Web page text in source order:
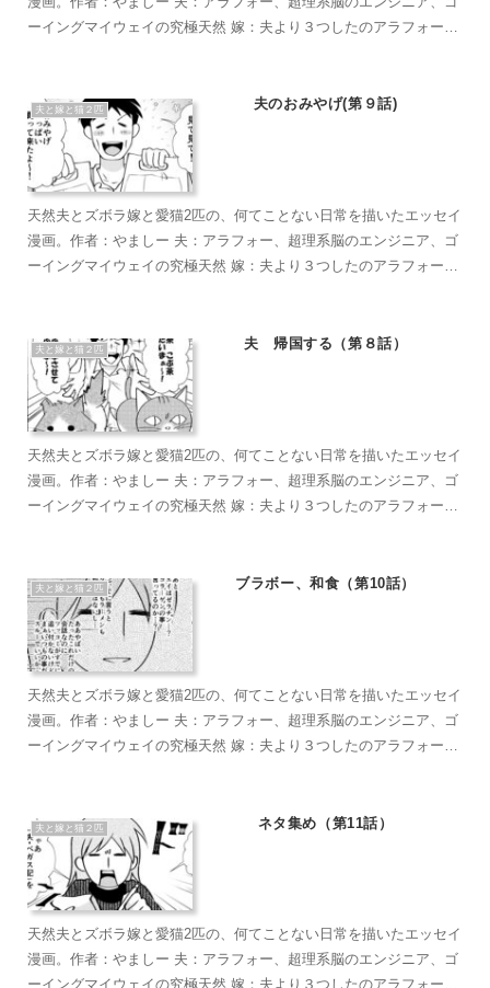
ーイングマイウェイの究極天然 嫁：夫より３つしたのアラフォー、
えん坊のもふもふ こぶ茶：抱っこが大好きラグドール。遊びへの欲
求がすごい。やりたい放題のバ…やんちゃ坊主
夫と嫁と猫２匹 夫のおみやげ(第９話)
天然夫とズボラ嫁と愛猫2匹の、何てことない日常を描いたエッセイ
漫画。作者：やましー 夫：アラフォー、超理系脳のエンジニア、ゴ
ーイングマイウェイの究極天然 嫁：夫より３つしたのアラフォー、
えん坊のもふもふ こぶ茶：抱っこが大好きラグドール。遊びへの欲
求がすごい。やりたい放題のバ…やんちゃ坊主
夫と嫁と猫２匹 夫 帰国する（第８話）
天然夫とズボラ嫁と愛猫2匹の、何てことない日常を描いたエッセイ
漫画。作者：やましー 夫：アラフォー、超理系脳のエンジニア、ゴ
ーイングマイウェイの究極天然 嫁：夫より３つしたのアラフォー、
えん坊のもふもふ こぶ茶：抱っこが大好きラグドール。遊びへの欲
求がすごい。やりたい放題のバ…やんちゃ坊主
夫と嫁と猫２匹 ブラボー、和食（第10話）
天然夫とズボラ嫁と愛猫2匹の、何てことない日常を描いたエッセイ
漫画。作者：やましー 夫：アラフォー、超理系脳のエンジニア、ゴ
ーイングマイウェイの究極天然 嫁：夫より３つしたのアラフォー、
えん坊のもふもふ こぶ茶：抱っこが大好きラグドール。遊びへの欲
求がすごい。やりたい放題のバ…やんちゃ坊主
夫と嫁と猫２匹 ネタ集め（第11話）
天然夫とズボラ嫁と愛猫2匹の、何てことない日常を描いたエッセイ
漫画。作者：やましー 夫：アラフォー、超理系脳のエンジニア、ゴ
ーイングマイウェイの究極天然 嫁：夫より３つしたのアラフォー、